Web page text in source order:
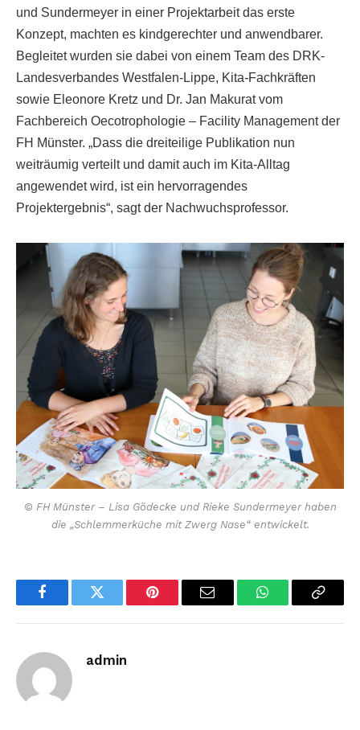
und Sundermeyer in einer Projektarbeit das erste
Konzept, machten es kindgerechter und anwendbarer.
Begleitet wurden sie dabei von einem Team des DRK-
Landesverbandes Westfalen-Lippe, Kita-Fachkräften
sowie Eleonore Kretz und Dr. Jan Makurat vom
Fachbereich Oecotrophologie – Facility Management der
FH Münster. „Dass die dreiteilige Publikation nun
weiträumig verteilt und damit auch im Kita-Alltag
angewendet wird, ist ein hervorragendes
Projektergebnis“, sagt der Nachwuchsprofessor.
© FH Münster – Lisa Gödecke und Rieke Sundermeyer haben
die „Schlemmerküche mit Zwerg Nase“ entwickelt.
FacebookTwitter Pinterest Email WhatsAppCopy
admin